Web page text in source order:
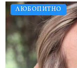
ЛЮБОПИТНО